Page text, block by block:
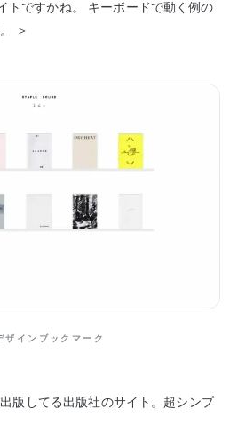
トですかね。 キーボードで動く例の
＞
ザインブックマーク
版してる出版社のサイト。超シンプ